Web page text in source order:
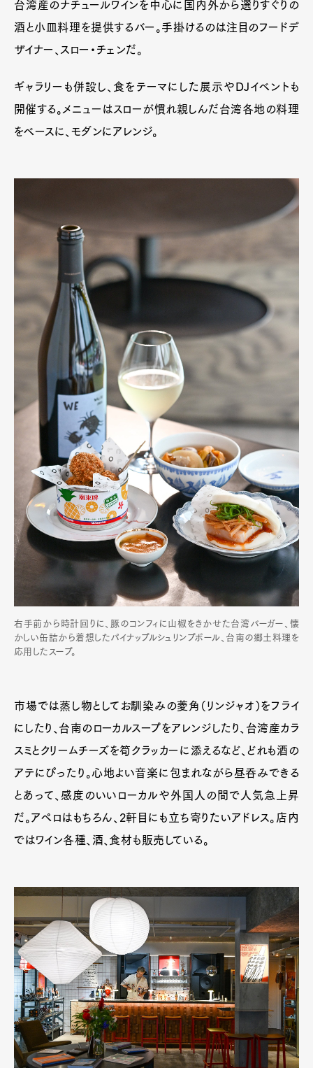
Official Columnist
About
Contact
Pen international
台湾産のナチュールワインを中心に国内外から選りすぐりの
酒と小皿料理を提供するバー。手掛けるのは注目のフードデ
ザイナー、スロー・チェンだ。
ギャラリーも併設し、食をテーマにした展示やDJイベントも
開催する。メニューはスローが慣れ親しんだ台湾各地の料理
をベースに、モダンにアレンジ。
右手前から時計回りに、豚のコンフィに山椒をきかせた台湾バーガー、懐
かしい缶詰から着想したパイナップルシュリンプボール、台南の郷土料理を
応用したスープ。
市場では蒸し物としてお馴染みの菱角（リンジャオ）をフライ
にしたり、台南のローカルスープをアレンジしたり、台湾産カラ
スミとクリームチーズを筍クラッカーに添えるなど、どれも酒の
アテにぴったり。心地よい音楽に包まれながら昼呑みできる
とあって、感度のいいローカルや外国人の間で人気急上昇
だ。アペロはもちろん、2軒目にも立ち寄りたいアドレス。店内
ではワイン各種、酒、食材も販売している。